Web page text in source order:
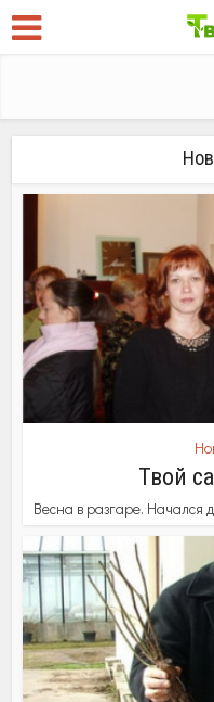
Твой
Весна в разгаре. Начался